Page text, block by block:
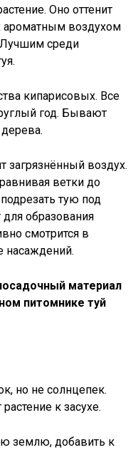
Оно оттенит
ароматным воздухом
Лучшим среди
кипарисовых. Все
год. Бывают
загрязнённый воздух.
ветки до
тую под
образования
смотрится в
насаждений.
материал
питомнике туй
но не солнцепек.
к засухе.
землю, добавить к